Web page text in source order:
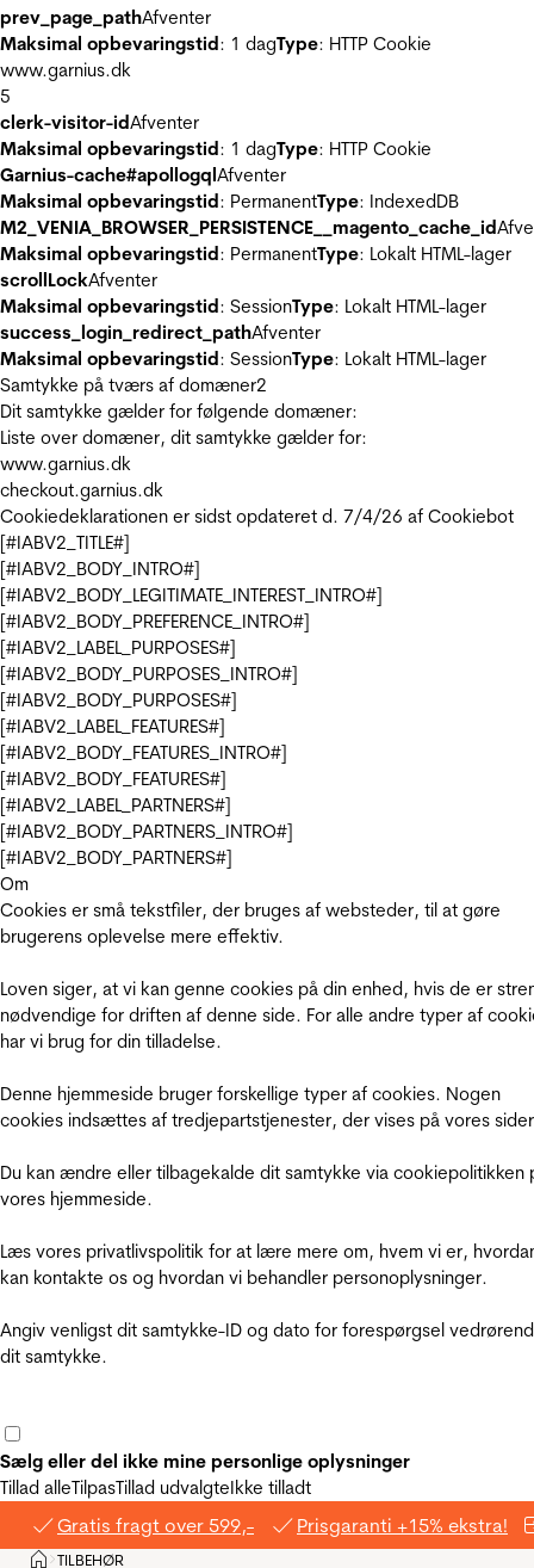
prev_page_pathAfventer
Maksimal opbevaringstid: 1 dagType: HTTP Cookie
www.garnius.dk
5
clerk-visitor-idAfventer
Maksimal opbevaringstid: 1 dagType: HTTP Cookie
Garnius-cache#apollogqlAfventer
Maksimal opbevaringstid: PermanentType: IndexedDB
M2_VENIA_BROWSER_PERSISTENCE__magento_cache_id
Maksimal opbevaringstid: PermanentType: Lokalt HTML-lager
scrollLockAfventer
Maksimal opbevaringstid: SessionType: Lokalt HTML-lager
success_login_redirect_pathAfventer
Maksimal opbevaringstid: SessionType: Lokalt HTML-lager
Samtykke på tværs af domæner2
Dit samtykke gælder for følgende domæner:
Liste over domæner, dit samtykke gælder for:
www.garnius.dk
checkout.garnius.dk
Cookiedeklarationen er sidst opdateret d. 7/4/26 af Cookiebot
[#IABV2_TITLE#]
[#IABV2_BODY_INTRO#]
[#IABV2_BODY_LEGITIMATE_INTEREST_INTRO#]
[#IABV2_BODY_PREFERENCE_INTRO#]
[#IABV2_LABEL_PURPOSES#]
[#IABV2_BODY_PURPOSES_INTRO#]
[#IABV2_BODY_PURPOSES#]
[#IABV2_LABEL_FEATURES#]
[#IABV2_BODY_FEATURES_INTRO#]
[#IABV2_BODY_FEATURES#]
[#IABV2_LABEL_PARTNERS#]
[#IABV2_BODY_PARTNERS_INTRO#]
[#IABV2_BODY_PARTNERS#]
Om
Cookies er små tekstfiler, der bruges af websteder, til at gøre
brugerens oplevelse mere effektiv.
Loven siger, at vi kan genne cookies på din enhed, hvis de er
nødvendige for driften af denne side. For alle andre typer af
har vi brug for din tilladelse.
Denne hjemmeside bruger forskellige typer af cookies. Nogen
cookies indsættes af tredjepartstjenester, der vises på vores
Du kan ændre eller tilbagekalde dit samtykke via cookiepolitikken
vores hjemmeside.
Læs vores privatlivspolitik for at lære mere om, hvem vi er,
kan kontakte os og hvordan vi behandler personoplysninger.
Angiv venligst dit samtykke-ID og dato for forespørgsel
dit samtykke.
Sælg eller del ikke mine personlige oplysninger
Tillad alleTilpasTillad udvalgteIkke tilladt
Gratis fragt over 599,- Prisgaranti +15% ekstra!
Hjem
>TILBEHØR